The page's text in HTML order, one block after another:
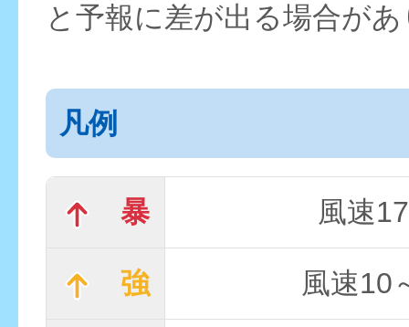
と予報に差が出る場合が
凡例
暴 風速
強 風速10